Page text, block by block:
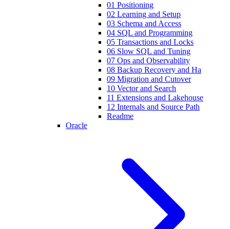
01 Positioning
02 Learning and Setup
03 Schema and Access
04 SQL and Programming
05 Transactions and Locks
06 Slow SQL and Tuning
07 Ops and Observability
08 Backup Recovery and Ha
09 Migration and Cutover
10 Vector and Search
11 Extensions and Lakehouse
12 Internals and Source Path
Readme
Oracle